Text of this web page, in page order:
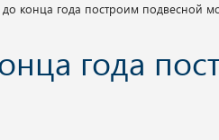
конца года построим подвесной
года